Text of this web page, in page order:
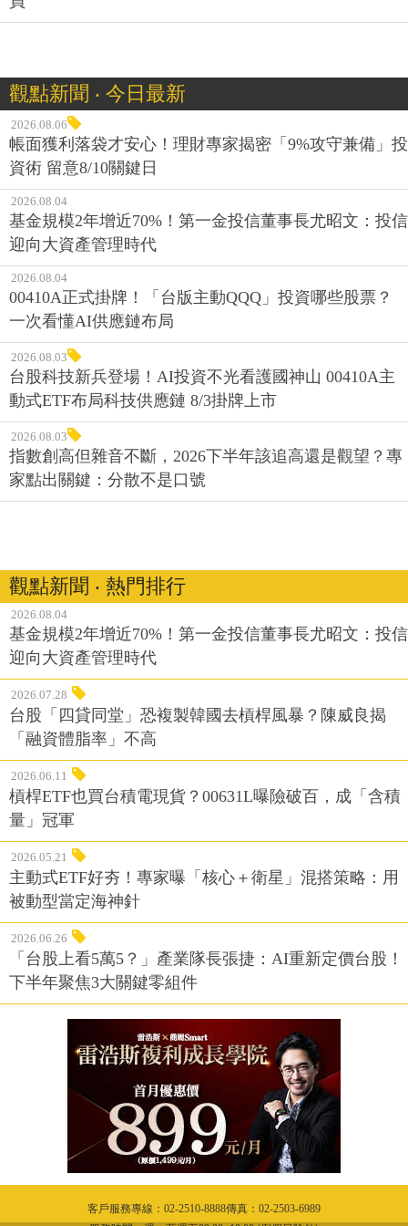
觀點新聞 ‧ 今日最新
2026.08.06
帳面獲利落袋才安心！理財專家揭密「9%攻守兼備」投
資術 留意8/10關鍵日
2026.08.04
基金規模2年增近70%！第一金投信董事長尤昭文：投信
迎向大資產管理時代
2026.08.04
00410A正式掛牌！「台版主動QQQ」投資哪些股票？
一次看懂AI供應鏈布局
2026.08.03
台股科技新兵登場！AI投資不光看護國神山 00410A主
動式ETF布局科技供應鏈 8/3掛牌上市
2026.08.03
指數創高但雜音不斷，2026下半年該追高還是觀望？專
家點出關鍵：分散不是口號
觀點新聞 ‧ 熱門排行
2026.08.04
基金規模2年增近70%！第一金投信董事長尤昭文：投信
迎向大資產管理時代
2026.07.28
台股「四貸同堂」恐複製韓國去槓桿風暴？陳威良揭
「融資體脂率」不高
2026.06.11
槓桿ETF也買台積電現貨？00631L曝險破百，成「含積
量」冠軍
2026.05.21
主動式ETF好夯！專家曝「核心＋衛星」混搭策略：用
被動型當定海神針
2026.06.26
「台股上看5萬5？」產業隊長張捷：AI重新定價台股！
下半年聚焦3大關鍵零組件
客戶服務專線：02-2510-8888傳真：02-2503-6989